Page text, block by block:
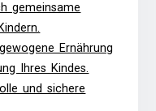
gemeinsame
Ernährung
Ihres Kindes.
und sichere